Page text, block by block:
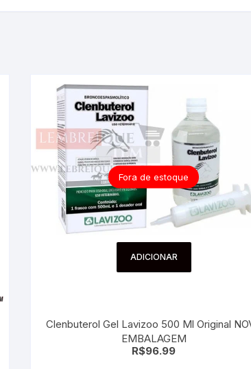
Fora de estoque
ADICIONAR
Clenbuterol Gel Lavizoo 500 Ml Original NOVA
EMBALAGEM
R$96.99